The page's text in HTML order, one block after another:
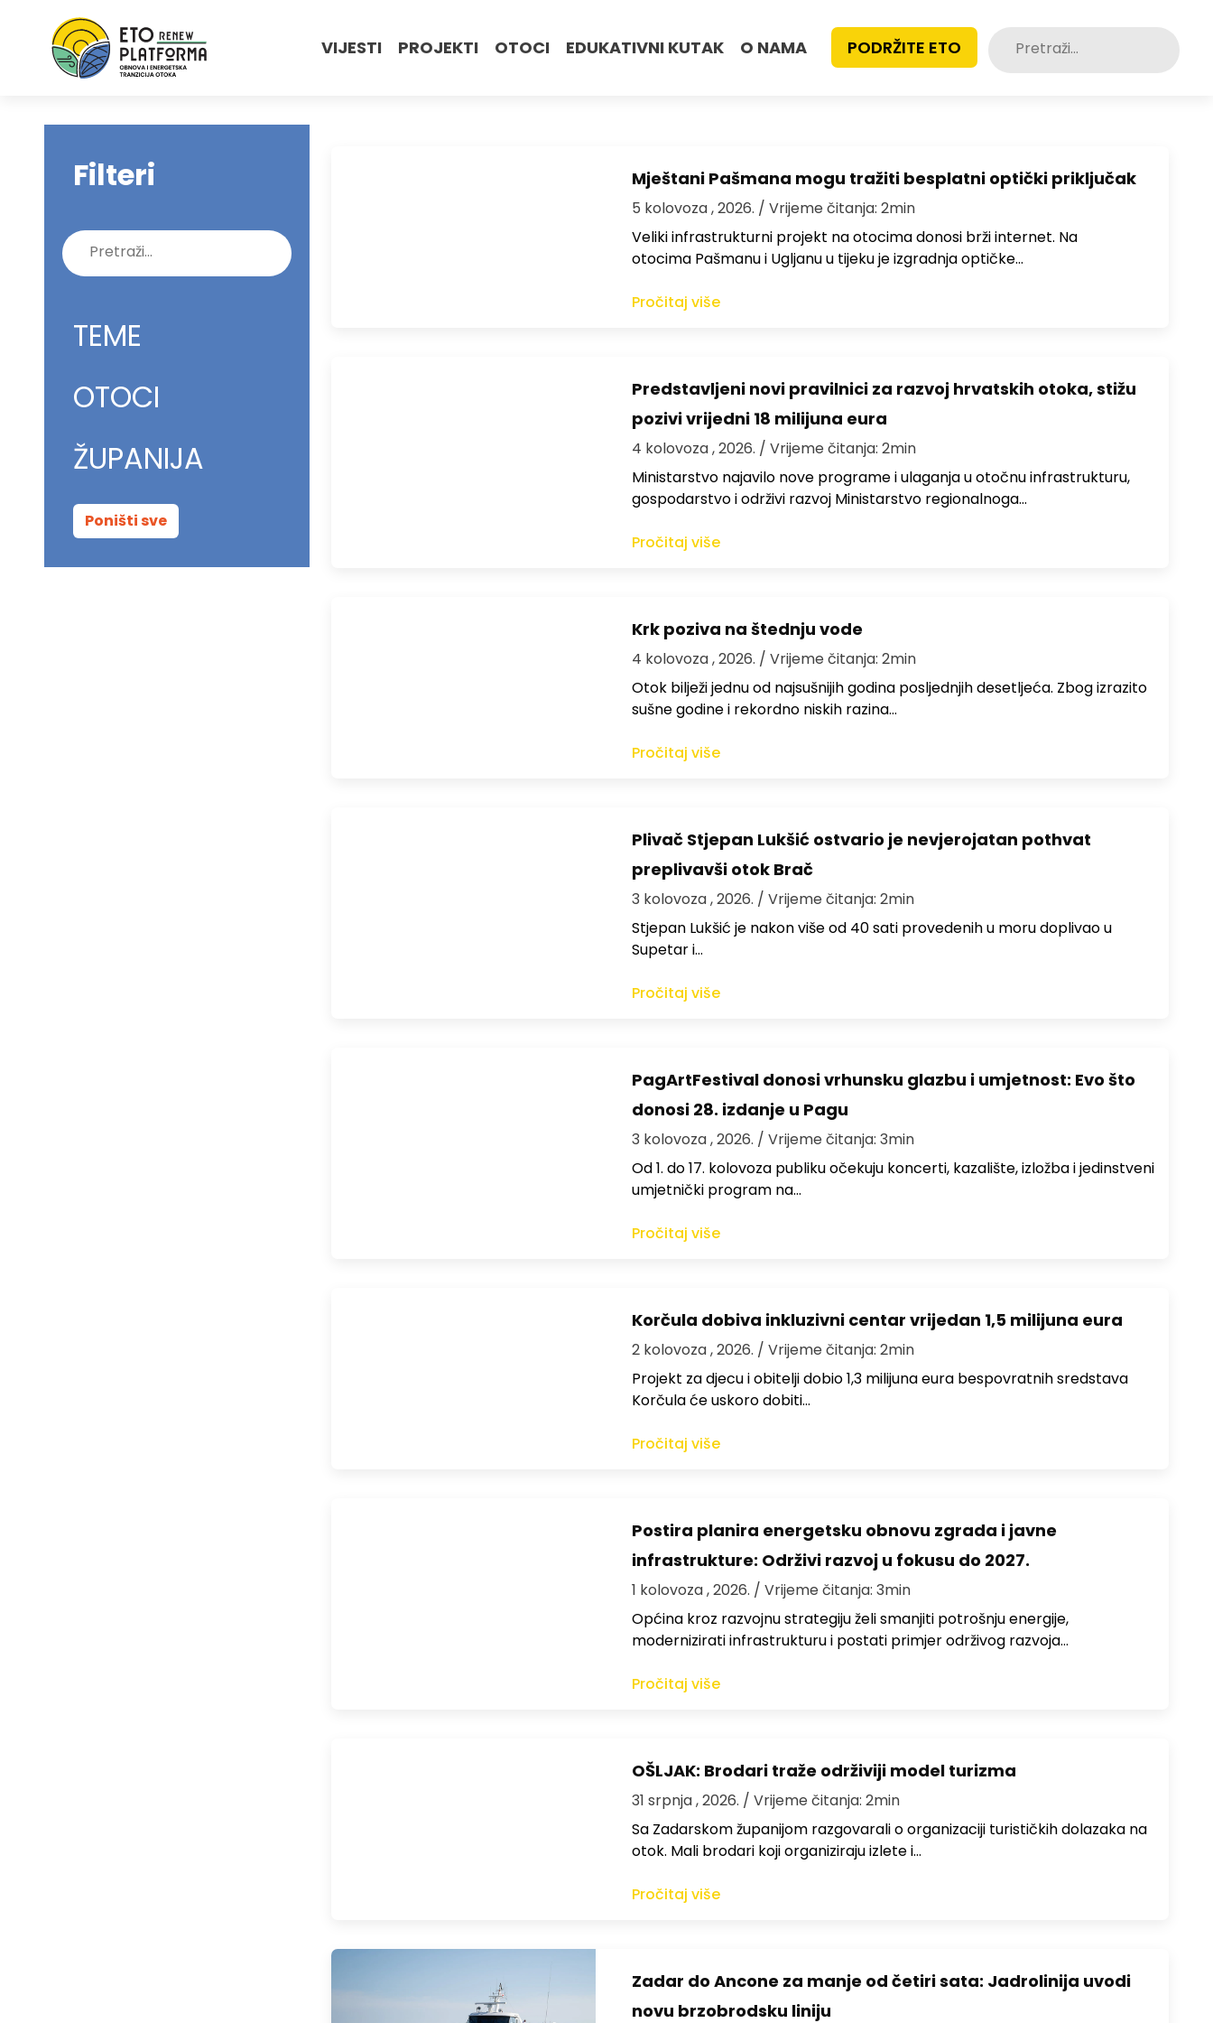
VIJESTI PROJEKTI OTOCI EDUKATIVNI KUTAK O NAMA PODRŽITE ETO Pretraži:
Filteri
Pretraži:
TEME
OTOCI
ŽUPANIJA
Poništi sve
Mještani Pašmana mogu tražiti besplatni optički priključak
5 kolovoza , 2026. / Vrijeme čitanja: 2min
Veliki infrastrukturni projekt na otocima donosi brži internet. Na
otocima Pašmanu i Ugljanu u tijeku je izgradnja optičke…
Pročitaj više
Predstavljeni novi pravilnici za razvoj hrvatskih otoka, stižu
pozivi vrijedni 18 milijuna eura
4 kolovoza , 2026. / Vrijeme čitanja: 2min
Ministarstvo najavilo nove programe i ulaganja u otočnu infrastrukturu,
gospodarstvo i održivi razvoj Ministarstvo regionalnoga…
Pročitaj više
Krk poziva na štednju vode
4 kolovoza , 2026. / Vrijeme čitanja: 2min
Otok bilježi jednu od najsušnijih godina posljednjih desetljeća. Zbog izrazito
sušne godine i rekordno niskih razina…
Pročitaj više
Plivač Stjepan Lukšić ostvario je nevjerojatan pothvat
preplivavši otok Brač
3 kolovoza , 2026. / Vrijeme čitanja: 2min
St​jepan Lukšić je nakon više od 40 sati provedenih u moru doplivao u
Supetar i…
Pročitaj više
PagArtFestival donosi vrhunsku glazbu i umjetnost: Evo što
donosi 28. izdanje u Pagu
3 kolovoza , 2026. / Vrijeme čitanja: 3min
Od 1. do 17. kolovoza publiku očekuju koncerti, kazalište, izložba i jedinstveni
umjetnički program na…
Pročitaj više
Korčula dobiva inkluzivni centar vrijedan 1,5 milijuna eura
2 kolovoza , 2026. / Vrijeme čitanja: 2min
Projekt za djecu i obitelji dobio 1,3 milijuna eura bespovratnih sredstava
Korčula će uskoro dobiti…
Pročitaj više
Postira planira energetsku obnovu zgrada i javne
infrastrukture: Održivi razvoj u fokusu do 2027.
1 kolovoza , 2026. / Vrijeme čitanja: 3min
Općina kroz razvojnu strategiju želi smanjiti potrošnju energije,
modernizirati infrastrukturu i postati primjer održivog razvoja…
Pročitaj više
OŠLJAK: Brodari traže održiviji model turizma
31 srpnja , 2026. / Vrijeme čitanja: 2min
Sa Zadarskom županijom razgovarali o organizaciji turističkih dolazaka na
otok. Mali brodari koji organiziraju izlete i…
Pročitaj više
Zadar do Ancone za manje od četiri sata: Jadrolinija uvodi
novu brzobrodsku liniju